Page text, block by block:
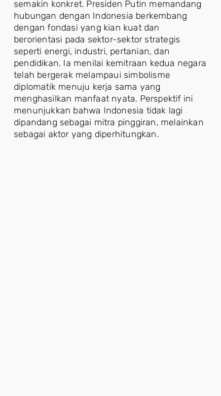
semakin konkret. Presiden Putin memandang
hubungan dengan Indonesia berkembang
dengan fondasi yang kian kuat dan
berorientasi pada sektor-sektor strategis
seperti energi, industri, pertanian, dan
pendidikan. Ia menilai kemitraan kedua negara
telah bergerak melampaui simbolisme
diplomatik menuju kerja sama yang
menghasilkan manfaat nyata. Perspektif ini
menunjukkan bahwa Indonesia tidak lagi
dipandang sebagai mitra pinggiran, melainkan
sebagai aktor yang diperhitungkan.